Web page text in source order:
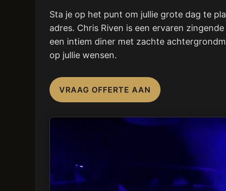
Sta je op het punt om jullie grote dag te
adres. Chris Riven is een ervaren
een intiem diner met zachte
op jullie wensen.
VRAAG OFFERTE AAN